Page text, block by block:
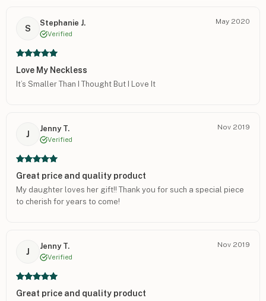
love it! Thank you! I will definitely be ordering again for my
family!
S
Stephanie J.
Verified
May 2020
Love My Neckless
It’s Smaller Than I Thought But I Love It
J
Jenny T.
Verified
Nov 2019
Great price and quality product
My daughter loves her gift!! Thank you for such a special piece
to cherish for years to come!
J
Jenny T.
Verified
Nov 2019
Great price and quality product